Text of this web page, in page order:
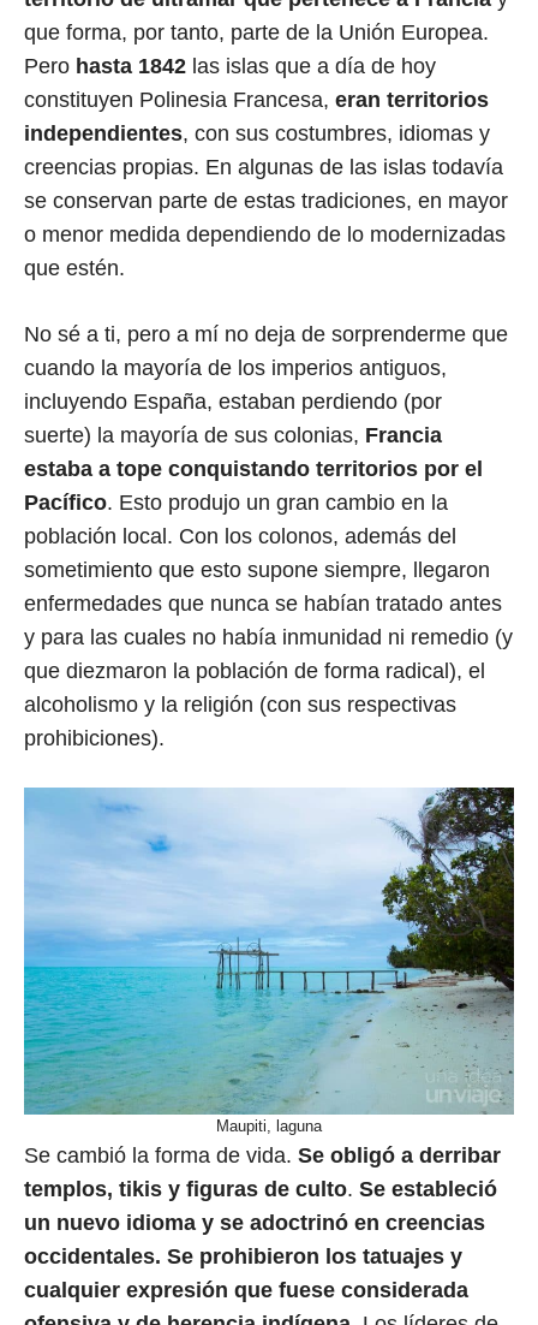
que forma, por tanto, parte de la Unión Europea.
Pero hasta 1842 las islas que a día de hoy
constituyen Polinesia Francesa, eran territorios
independientes, con sus costumbres, idiomas y
creencias propias. En algunas de las islas todavía
se conservan parte de estas tradiciones, en mayor
o menor medida dependiendo de lo modernizadas
que estén.
No sé a ti, pero a mí no deja de sorprenderme que
cuando la mayoría de los imperios antiguos,
incluyendo España, estaban perdiendo (por
suerte) la mayoría de sus colonias, Francia
estaba a tope conquistando territorios por el
Pacífico. Esto produjo un gran cambio en la
población local. Con los colonos, además del
sometimiento que esto supone siempre, llegaron
enfermedades que nunca se habían tratado antes
y para las cuales no había inmunidad ni remedio (y
que diezmaron la población de forma radical), el
alcoholismo y la religión (con sus respectivas
prohibiciones).
Maupiti, laguna
Se cambió la forma de vida. Se obligó a derribar
templos, tikis y figuras de culto. Se estableció
un nuevo idioma y se adoctrinó en creencias
occidentales. Se prohibieron los tatuajes y
cualquier expresión que fuese considerada